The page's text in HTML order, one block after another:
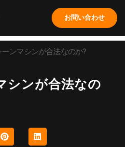
お問い合わせ
ンマシンが合法なのか?
シンが合法なの